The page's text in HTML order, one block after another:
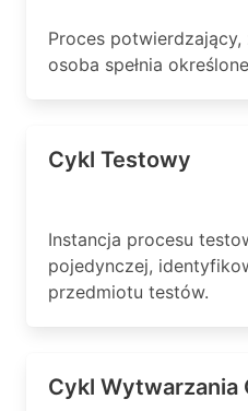
Proces potwierdzający,
osoba spełnia
Cykl Testowy
Instancja procesu
pojedynczej,
przedmiotu testów.
Cykl Wytwarzania